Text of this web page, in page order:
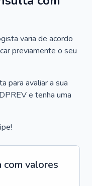
varia de acordo
previamente o seu
para avaliar a sua
e tenha uma
com valores